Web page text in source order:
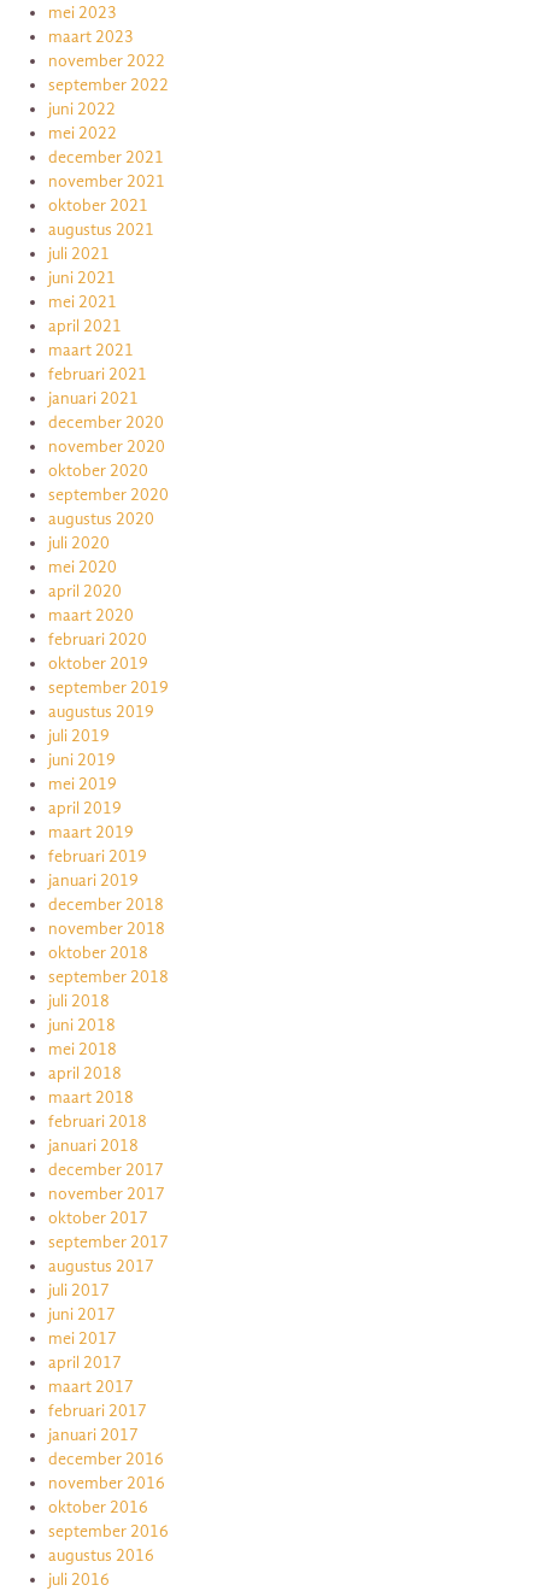
mei 2023
maart 2023
november 2022
september 2022
juni 2022
mei 2022
december 2021
november 2021
oktober 2021
augustus 2021
juli 2021
juni 2021
mei 2021
april 2021
maart 2021
februari 2021
januari 2021
december 2020
november 2020
oktober 2020
september 2020
augustus 2020
juli 2020
mei 2020
april 2020
maart 2020
februari 2020
oktober 2019
september 2019
augustus 2019
juli 2019
juni 2019
mei 2019
april 2019
maart 2019
februari 2019
januari 2019
december 2018
november 2018
oktober 2018
september 2018
juli 2018
juni 2018
mei 2018
april 2018
maart 2018
februari 2018
januari 2018
december 2017
november 2017
oktober 2017
september 2017
augustus 2017
juli 2017
juni 2017
mei 2017
april 2017
maart 2017
februari 2017
januari 2017
december 2016
november 2016
oktober 2016
september 2016
augustus 2016
juli 2016